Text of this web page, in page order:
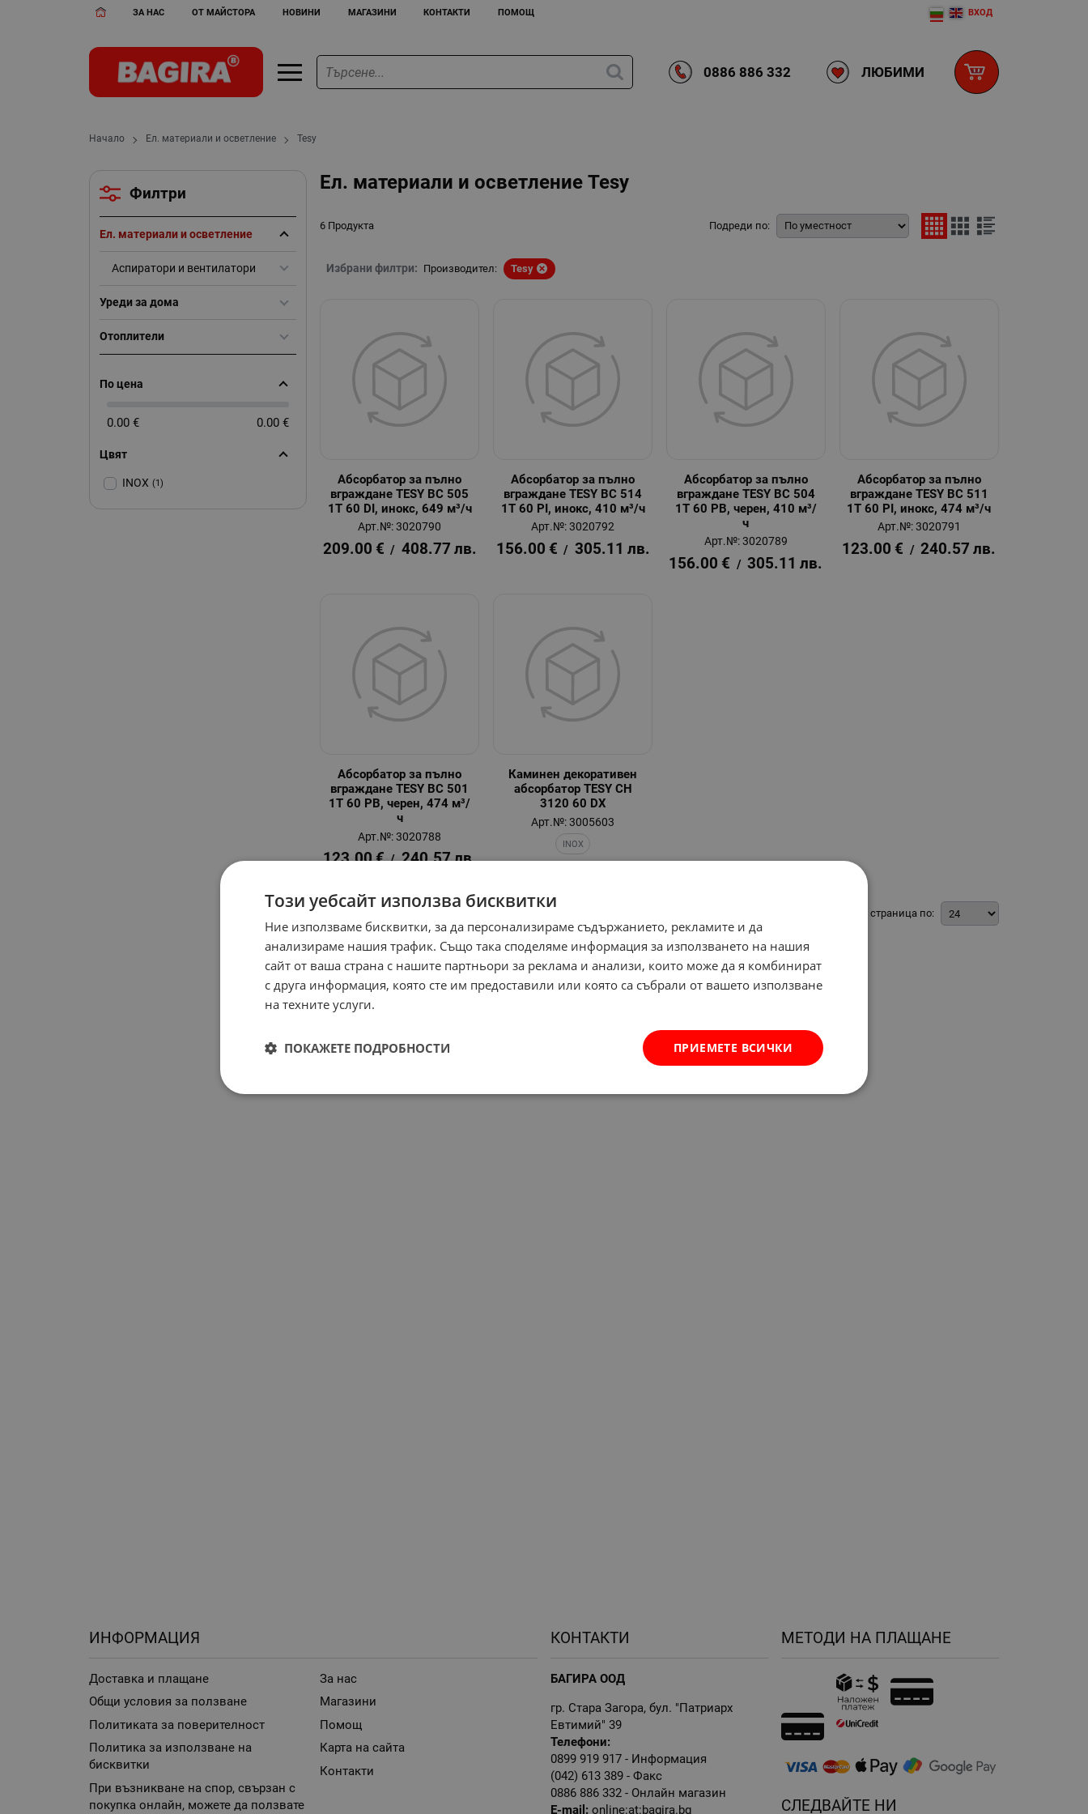
ЗА НАС ОТ МАЙСТОРА НОВИНИ МАГАЗИНИ КОНТАКТИ ПОМОЩ ВХОД
0886 886 332 ЛЮБИМИ
Начало Ел. материали и осветление Tesy
Ел. материали и осветление Tesy
6 Продукта Подреди по:
Избрани филтри: Производител: Tesy
Абсорбатор за пълно
вграждане TESY BC 505
1T 60 DI, инокс, 649 м³/ч
Арт.№: 3020790
209.00 € / 408.77 лв.
Абсорбатор за пълно
вграждане TESY BC 514
1T 60 PI, инокс, 410 м³/ч
Арт.№: 3020792
156.00 € / 305.11 лв.
Абсорбатор за пълно
вграждане TESY BC 504
1T 60 PB, черен, 410 м³/
ч
Арт.№: 3020789
156.00 € / 305.11 лв.
Абсорбатор за пълно
вграждане TESY BC 511
1T 60 PI, инокс, 474 м³/ч
Арт.№: 3020791
123.00 € / 240.57 лв.
Абсорбатор за пълно
вграждане TESY BC 501
1T 60 PB, черен, 474 м³/
ч
Арт.№: 3020788
123.00€ / 240.57лв.
Каминен декоративен
абсорбатор TESY CH
3120 60 DX
Арт.№: 3005603
INOX
На страница по:
Филтри
Ел. материали и осветление
Аспиратори и вентилатори
Уреди за дома
Отоплители
По цена
0.00 € 0.00 €
Цвят
INOX (1)
ИНФОРМАЦИЯ
Доставка и плащане
Общи условия за ползване
Политиката за поверителност
Политика за използване на
бисквитки
При възникване на спор, свързан с
покупка онлайн, можете да ползвате
За нас
Магазини
Помощ
Карта на сайта
Контакти
КОНТАКТИ
БАГИРА ООД
гр. Стара Загора, бул. "Патриарх
Евтимий" 39
Телефони:
0899 919 917 - Информация
(042) 613 389 - Факс
0886 886 332 - Онлайн магазин
E-mail: online:at:bagira.bg
МЕТОДИ НА ПЛАЩАНЕ
СЛЕДВАЙТЕ НИ
Този уебсайт използва бисквитки
Ние използваме бисквитки, за да персонализираме съдържанието, рекламите и да
анализираме нашия трафик. Също така споделяме информация за използването на нашия
сайт от ваша страна с нашите партньори за реклама и анализи, които може да я комбинират
с друга информация, която сте им предоставили или която са събрали от вашето използване
на техните услуги.
ПРИЕМЕТЕ ВСИЧКИ
ПОКАЖЕТЕ ПОДРОБНОСТИ